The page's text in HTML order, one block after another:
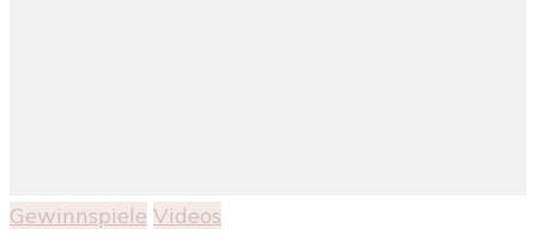
Gewinnspiele Videos